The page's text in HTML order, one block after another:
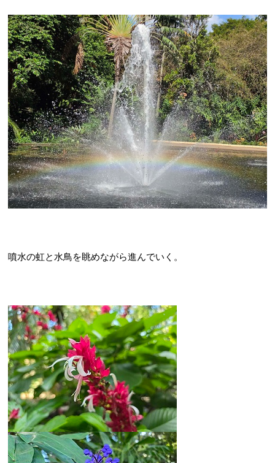
噴水の虹と水鳥を眺めながら進んでいく。